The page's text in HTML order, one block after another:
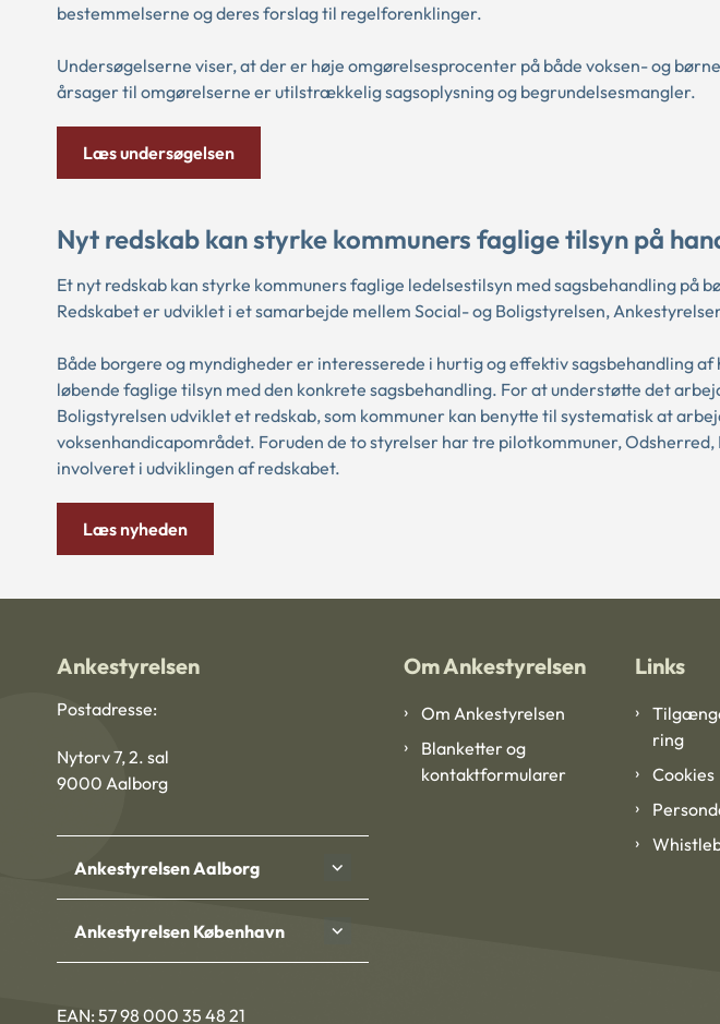
bestemmelserne og deres forslag til regelforenklinger.
Undersøgelserne viser, at der er høje omgørelsesprocenter på både voksen- og
årsager til omgørelserne er utilstrækkelig sagsoplysning og begrundelsesmangler.
Læs undersøgelsen
Nyt redskab kan styrke kommuners faglige tilsyn på
Et nyt redskab kan styrke kommuners faglige ledelsestilsyn med sagsbehandling på
Redskabet er udviklet i et samarbejde mellem Social- og Boligstyrelsen,
Både borgere og myndigheder er interesserede i hurtig og effektiv sagsbehandling
løbende faglige tilsyn med den konkrete sagsbehandling. For at understøtte det
Boligstyrelsen udviklet et redskab, som kommuner kan benytte til systematisk at
voksenhandicapområdet. Foruden de to styrelser har tre pilotkommuner,
involveret i udviklingen af redskabet.
Læs nyheden
Ankestyrelsen
Postadresse:
Nytorv 7, 2. sal
9000 Aalborg
Ankestyrelsen Aalborg
Ankestyrelsen København
EAN: 57 98 000 35 48 21
Om Ankestyrelsen
Om Ankestyrelsen
Blanketter og
kontaktformularer
Links
ring
Cookies